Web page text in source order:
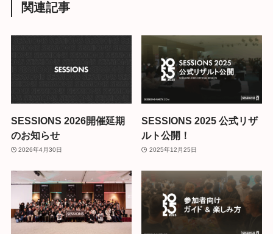
関連記事
SESSIONS 2026開催延期
のお知らせ
2026年4月30日
SESSIONS 2025 公式リザ
ルト公開！
2025年12月25日